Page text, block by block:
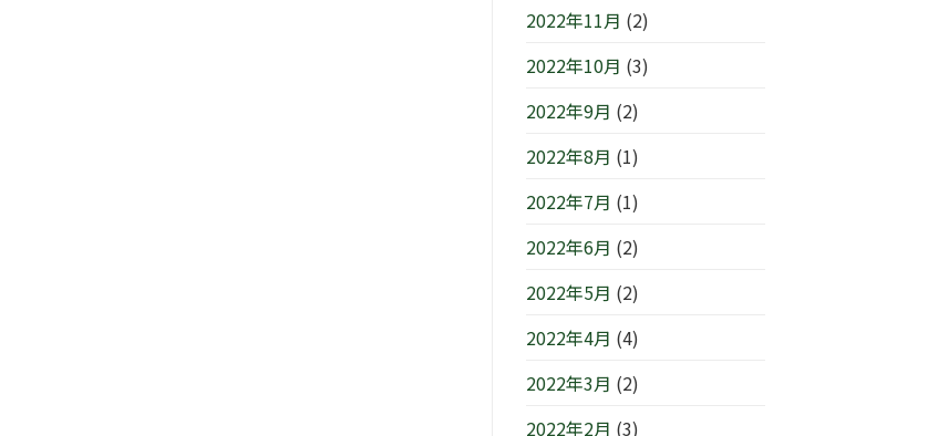
2022年11月 (2)
2022年10月 (3)
2022年9月 (2)
2022年8月 (1)
2022年7月 (1)
2022年6月 (2)
2022年5月 (2)
2022年4月 (4)
2022年3月 (2)
2022年2月 (3)